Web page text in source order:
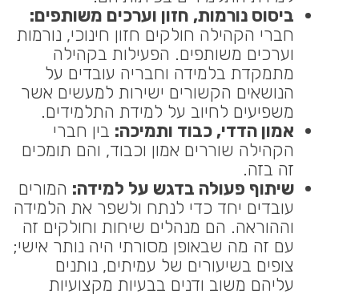
ביסוס נורמות, חזון וערכים משותפים:
חברי הקהילה חולקים חזון חינוכי, נורמות
וערכים משותפים. הפעילות בקהילה
מתמקדת בלמידה וחבריה עובדים על
הנושאים הקשורים ישירות למעשים אשר
משפיעים לחיוב על למידת התלמידים.
אמון הדדי, כבוד ותמיכה: בין חברי
הקהילה שוררים אמון וכבוד, והם תומכים
זה בזה.
שיתוף פעולה בדגש על למידה: המורים
עובדים יחד כדי לנתח ולשפר את הלמידה
וההוראה. הם מנהלים שיחות וחולקים זה
עם זה מה שבאופן מסורתי היה נותר אישי;
צופים בשיעורים של עמיתים, נותנים
עליהם משוב ודנים בבעיות מקצועיות